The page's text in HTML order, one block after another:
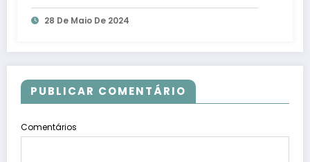
28 De Maio De 2024
PUBLICAR COMENTÁRIO
Comentários